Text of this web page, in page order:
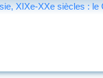
XIXe-XXe siècles :